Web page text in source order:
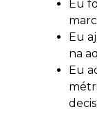
Eu
Eu
na
Eu